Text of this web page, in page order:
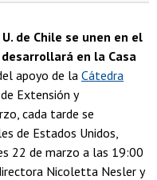
de Chile se unen en el
en la Casa
apoyo de laCátedra
Extensión y
cada tarde se
de Estados Unidos,
22 de marzo a las 19:00
Nicoletta Nesler y